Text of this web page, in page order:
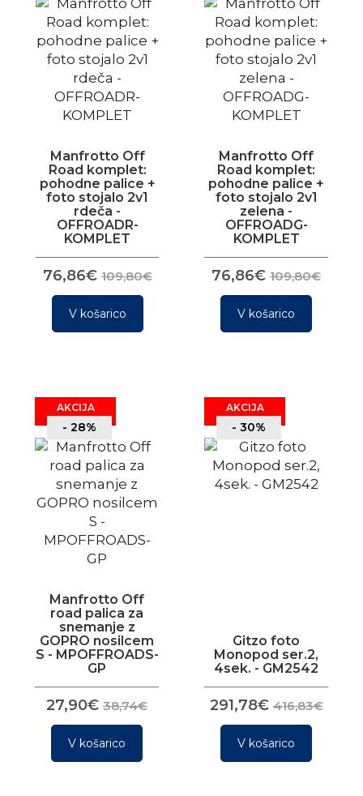
Manfrotto Off
Road komplet:
pohodne palice +
foto stojalo 2v1
rdeča -
OFFROADR-
KOMPLET
76,86€ 109,80€
V košarico
Manfrotto Off
Road komplet:
pohodne palice +
foto stojalo 2v1
zelena -
OFFROADG-
KOMPLET
76,86€ 109,80€
V košarico
AKCIJA
- 28%
Manfrotto Off
road palica za
snemanje z
GOPRO nosilcem
S - MPOFFROADS-
GP
27,90€ 38,74€
V košarico
AKCIJA
- 30%
Gitzo foto
Monopod ser.2,
4sek. - GM2542
291,78€ 416,83€
V košarico